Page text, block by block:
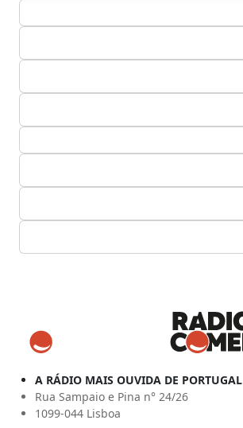
A RÁDIO MAIS OUVIDA DE PORTUGAL
Rua Sampaio e Pina n° 24/26
1099-044 Lisboa